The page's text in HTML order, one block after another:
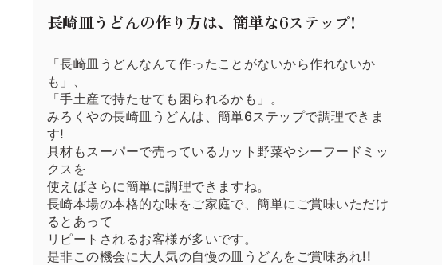
長崎皿うどんの作り方は、簡単な6ステップ!
「長崎皿うどんなんて作ったことがないから作れないか
も」、
「手土産で持たせても困られるかも」。
みろくやの長崎皿うどんは、簡単6ステップで調理できま
す!
具材もスーパーで売っているカット野菜やシーフードミッ
クスを
使えばさらに簡単に調理できますね。
長崎本場の本格的な味をご家庭で、簡単にご賞味いただけ
るとあって
リピートされるお客様が多いです。
是非この機会に大人気の自慢の皿うどんをご賞味あれ!!